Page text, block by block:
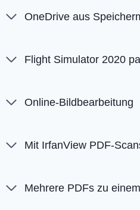
OneDrive aus
Flight Simulator 2020
Online-Bildbearbeitung
Mit IrfanView PDF-
Mehrere PDFs zu